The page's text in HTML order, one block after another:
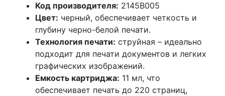
Код производителя: 2145B005
Цвет: черный, обеспечивает четкость и
глубину черно-белой печати.
Технология печати: струйная – идеально
подходит для печати документов и легких
графических изображений.
Емкость картриджа: 11 мл, что
обеспечивает печать до 220 страниц,